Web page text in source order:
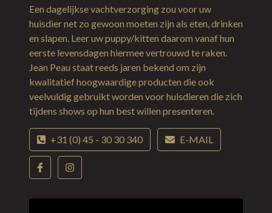
Een dagelijkse vachtverzorging zou voor uw
huisdier net zo gewoon moeten zijn als eten, drinken
en slapen. Leer uw puppy/kitten daarom vanaf hun
eerste levensdagen hiermee vertrouwd te raken.
Jean Peau staat reeds jaren bekend om zijn
kwalitatief hoogwaardige producten die ook
veelvuldig gebruikt worden voor huisdieren die zich
tijdens shows op hun best willen presenteren.
+31 (0) 45 - 30 30 340 E-MAIL